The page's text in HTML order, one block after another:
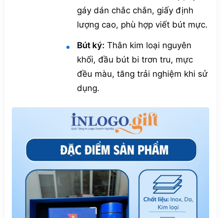
gáy dán chắc chắn, giấy định
lượng cao, phù hợp viết bút mực.
Bút ký: Thân kim loại nguyên
khối, đầu bút bi trơn tru, mực
đều màu, tăng trải nghiệm khi sử
dụng.